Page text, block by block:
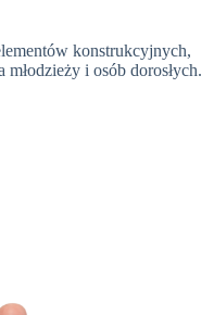
konstrukcyjnych,
i osób dorosłych.